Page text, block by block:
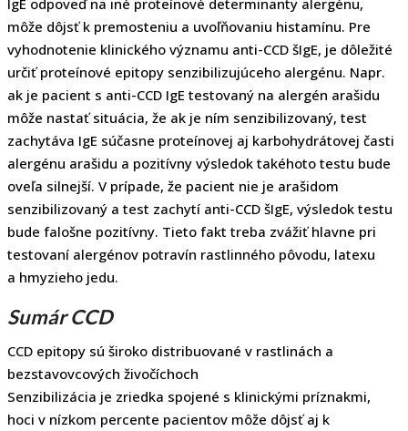
môže dôjsť k premosteniu a uvoľňovaniu histamínu. Pre
vyhodnotenie klinického významu anti-CCD šIgE, je dôležité
určiť proteínové epitopy senzibilizujúceho alergénu. Napr.
ak je pacient s anti-CCD IgE testovaný na alergén arašidu
môže nastať situácia, že ak je ním senzibilizovaný, test
zachytáva IgE súčasne proteínovej aj karbohydrátovej časti
alergénu arašidu a pozitívny výsledok takéhoto testu bude
oveľa silnejší. V prípade, že pacient nie je arašidom
senzibilizovaný a test zachytí anti-CCD šIgE, výsledok testu
bude falošne pozitívny. Tieto fakt treba zvážiť hlavne pri
testovaní alergénov potravín rastlinného pôvodu, latexu
a hmyzieho jedu.
Sumár CCD
CCD epitopy sú široko distribuované v rastlinách a
bezstavovcových živočíchoch
Senzibilizácia je zriedka spojené s klinickými príznakmi,
hoci v nízkom percente pacientov môže dôjsť aj k